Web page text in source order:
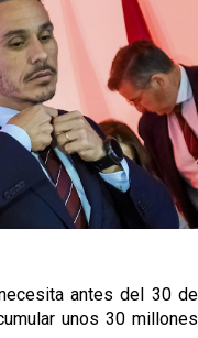
las ofertas más
en Canarias para
Cup
ya tiene horario
entre las cinco
su fichaje a la
antes del 30 de
unos 30 millones